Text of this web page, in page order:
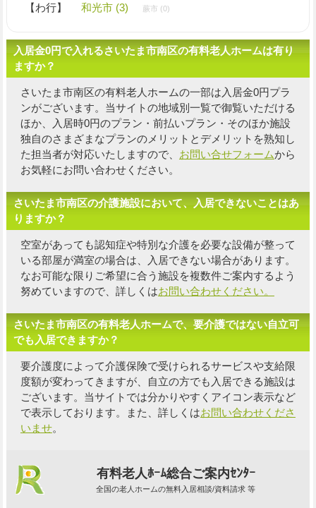
【わ行】 和光市 (3) 蕨市 (0)
入居金0円で入れるさいたま市南区の有料老人ホームは有り
ますか？
さいたま市南区の有料老人ホームの一部は入居金0円プラ
ンがございます。当サイトの地域別一覧で御覧いただける
ほか、入居時0円のプラン・前払いプラン・そのほか施設
独自のさまざまなプランのメリットとデメリットを熟知し
た担当者が対応いたしますので、 お問い合せフォームから
お気軽にお問い合わせください。
さいたま市南区の介護施設において、入居できないことはあ
りますか？
空室があっても認知症や特別な介護を必要な設備が整って
いる部屋が満室の場合は、入居できない場合があります。
なお可能な限り ご希望に合う施設を複数件ご案内するよう
努めていますので、詳しくはお問い合わせください。
さいたま市南区の有料老人ホームで、要介護ではない自立可
でも入居できますか？
要介護度によって介護保険で受けられるサービスや支給限
度額が変わってきますが、自立の方でも入居できる施設は
ございます。当サイトでは分かりやすくアイコン表示など
で表示しております。また、詳しくはお問い合わせくださ
いませ。
有料老人ﾎｰﾑ総合ご案内ｾﾝﾀｰ
全国の老人ホームの無料入居相談/資料請求 等